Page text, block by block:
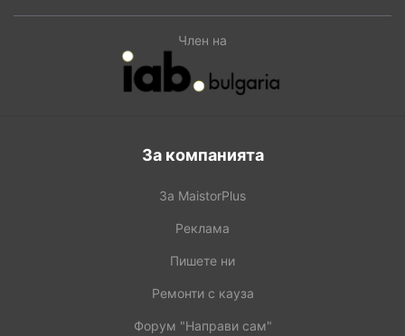
Член на
За компанията
За MaistorPlus
Реклама
Пишете ни
Ремонти с кауза
Форум "Направи сам"